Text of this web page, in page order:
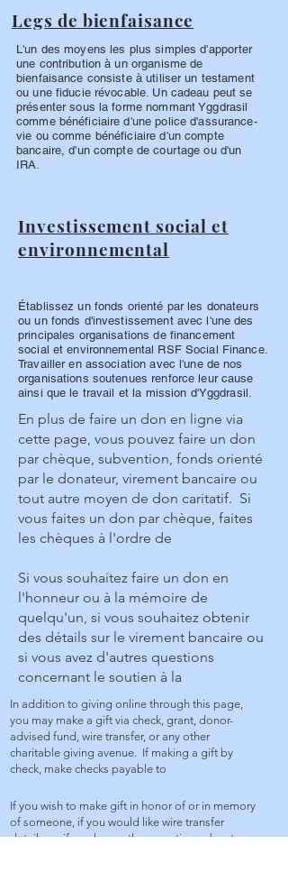
Legs de bienfaisance
L'un des moyens les plus simples d'apporter
une contribution à un organisme de
bienfaisance consiste à utiliser un testament
ou une fiducie révocable. Un cadeau peut se
présenter sous la forme nommant Yggdrasil
comme bénéficiaire d'une police d'assurance-
vie ou comme bénéficiaire d'un compte
bancaire, d'un compte de courtage ou d'un
IRA.
Investissement social et
environnemental
Établissez un fonds orienté par les donateurs
ou un fonds d'investissement avec l'une des
principales organisations de financement
social et environnemental RSF Social Finance.
Travailler en association avec l'une de nos
organisations soutenues renforce leur cause
ainsi que le travail et la mission d'Yggdrasil.
En plus de faire un don en ligne via
cette page, vous pouvez faire un don
par chèque, subvention, fonds orienté
par le donateur, virement bancaire ou
tout autre moyen de don caritatif. Si
vous faites un don par chèque, faites
les chèques à l'ordre de
Si vous souhaitez faire un don en
l'honneur ou à la mémoire de
quelqu'un, si vous souhaitez obtenir
des détails sur le virement bancaire ou
si vous avez d'autres questions
concernant le soutien à la
In addition to giving online through this page,
you may make a gift via check, grant, donor-
advised fund, wire transfer, or any other
charitable giving avenue. If making a gift by
check, make checks payable to
If you wish to make gift in honor of or in memory
of someone, if you would like wire transfer
details, or if you have other questions about